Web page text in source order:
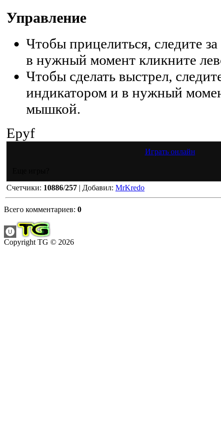
Управление
Чтобы прицелиться, следите
в нужный момент кликните
Чтобы сделать выстрел,
индикатором и в нужный
мышкой.
Epyf
Играть онлайн
Счетчики: 10886/257 | Добавил: MrKredo
Всего комментариев: 0
Copyright TG © 2026